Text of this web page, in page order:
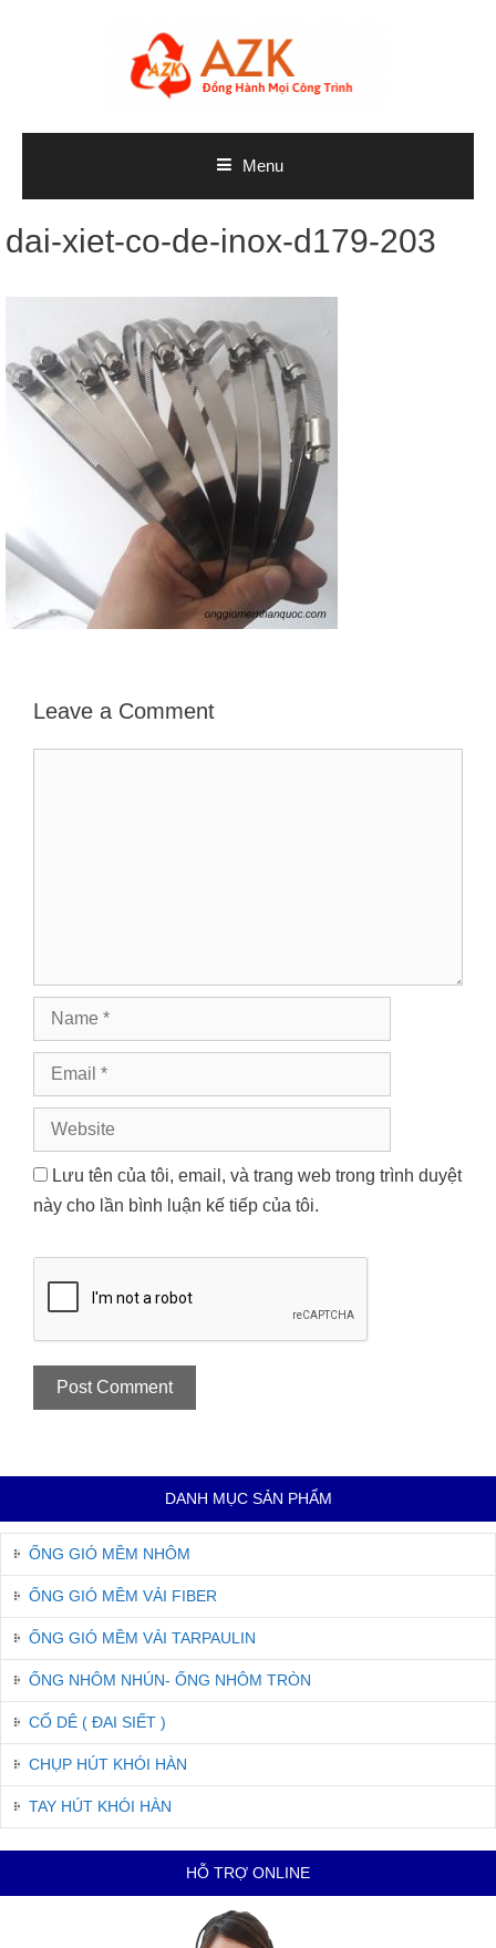
Menu
dai-xiet-co-de-inox-d179-203
Leave a Comment
Name
Email
Website
Lưu tên của tôi, email, và trang web trong trình duyệt
này cho lần bình luận kế tiếp của tôi.
DANH MỤC SẢN PHẨM
ỐNG GIÓ MỀM NHÔM
ỐNG GIÓ MỀM VẢI FIBER
ỐNG GIÓ MỀM VẢI TARPAULIN
ỐNG NHÔM NHÚN- ỐNG NHÔM TRÒN
CỔ DÊ ( ĐAI SIẾT )
CHỤP HÚT KHÓI HÀN
TAY HÚT KHÓI HÀN
HỖ TRỢ ONLINE